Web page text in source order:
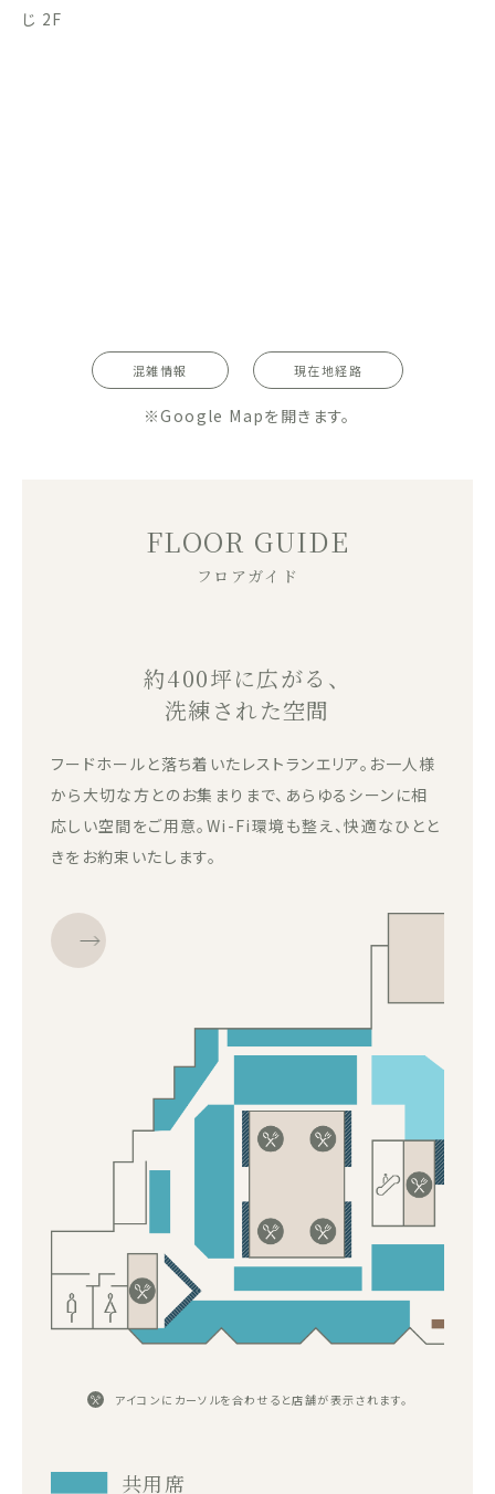
じ 2F
混雑情報 現在地経路
※Google Mapを開きます。
FLOOR GUIDE
フロアガイド
約400坪に広がる、
洗練された空間
フードホールと落ち着いたレストランエリア。お一人様
から大切な方とのお集まりまで、あらゆるシーンに相
応しい空間をご用意。Wi-Fi環境も整え、快適なひとと
きをお約束いたします。
アイコンにカーソルを合わせると店舗が表示されます。
共用席